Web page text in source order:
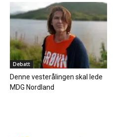
Debatt
Denne vesterålingen skal lede
MDG Nordland